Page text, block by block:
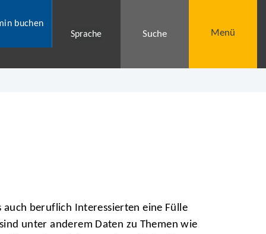
buchen
Sprache
Suche Menü
beruflich Interessierten eine Fülle
unter anderem Daten zu Themen wie